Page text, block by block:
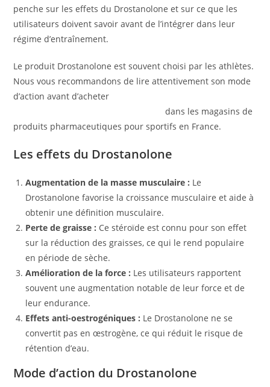
penche sur les effets du Drostanolone et sur ce que les
utilisateurs doivent savoir avant de l’intégrer dans leur
régime d’entraînement.
Le produit Drostanolone est souvent choisi par les athlètes.
Nous vous recommandons de lire attentivement son mode
d’action avant d’acheter
dans les magasins de
produits pharmaceutiques pour sportifs en France.
Les effets du Drostanolone
Augmentation de la masse musculaire : Le
Drostanolone favorise la croissance musculaire et aide à
obtenir une définition musculaire.
Perte de graisse : Ce stéroïde est connu pour son effet
sur la réduction des graisses, ce qui le rend populaire
en période de sèche.
Amélioration de la force : Les utilisateurs rapportent
souvent une augmentation notable de leur force et de
leur endurance.
Effets anti-oestrogéniques : Le Drostanolone ne se
convertit pas en œstrogène, ce qui réduit le risque de
rétention d’eau.
Mode d’action du Drostanolone